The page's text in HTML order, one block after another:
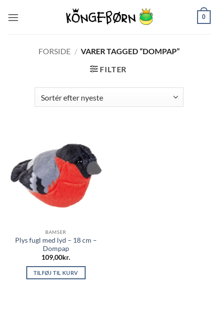
0
FORSIDE / VARER TAGGED “DOMPAP”
FILTER
BAMSER
Plys fugl med lyd – 18 cm –
Dompap
109,00kr.
TILFØJ TIL KURV